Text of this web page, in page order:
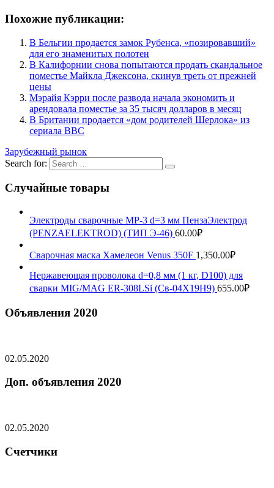
Похожие публикации:
В Бельгии продается замок Рубенса, «позировавший»
для его знаменитых полотен
В Калифорнии снова попытаются продать скандальное
поместье Майкла Джексона, скинув треть от прежней
цены
Мэрайя Кэрри после развода начала экономить и
арендовала поместье за 35 тысяч долларов в месяц
В Британии продается «дом родителей Шерлока» из
сериала ВВС
Зарубежный рынок
Search for:
Случайные товары
Электроды сварочные МР-3 d=3 мм ПензаЭлектрод
(PENZAELEKTROD) (ТИП Э-46) 60.00₽
Сварочная маска Хамелеон Venus 350F 1,350.00₽
Нержавеющая проволока d=0,8 мм (1 кг, D100) для
сварки MIG/MAG ER-308LSi (Св-04Х19Н9) 655.00₽
Объявления 2020
02.05.2020
Доп. объявления 2020
02.05.2020
Счетчики